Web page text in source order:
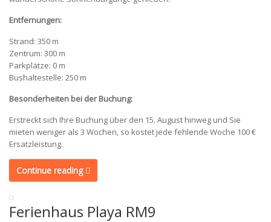
Entfernungen:
Strand: 350 m
Zentrum: 300 m
Parkplätze: 0 m
Bushaltestelle: 250 m
Besonderheiten bei der Buchung:
Erstreckt sich Ihre Buchung über den 15. August hinweg und Sie
mieten weniger als 3 Wochen, so kostet jede fehlende Woche 100 €
Ersatzleistung.
Continue reading
Ferienhaus Playa RM9